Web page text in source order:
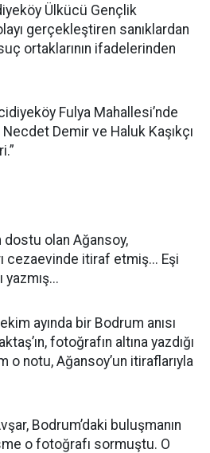
Ülkücü Gençlik
gerçekleştiren sanıklardan
ortaklarının ifadelerinden
Fulya Mahallesi’nde
Demir ve Haluk Kaşıkçı
dostu olan Ağansoy,
cezaevinde itiraf etmiş... Eşi
yazmış...
ayında bir Bodrum anısı
fotoğrafın altına yazdığı
o notu, Ağansoy’un itiraflarıyla
Bodrum’daki buluşmanın
o fotoğrafı sormuştu. O